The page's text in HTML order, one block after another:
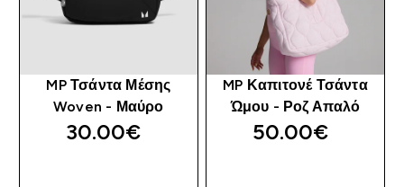
MP Τσάντα Μέσης
Woven - Μαύρο
30.00€‎
MP Καπιτονέ Τσάντα
Ώμου - Ροζ Απαλό
50.00€‎